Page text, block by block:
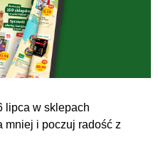
lipca w sklepach
mniej i poczuj radość z